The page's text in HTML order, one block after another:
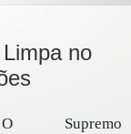
no
O Supremo